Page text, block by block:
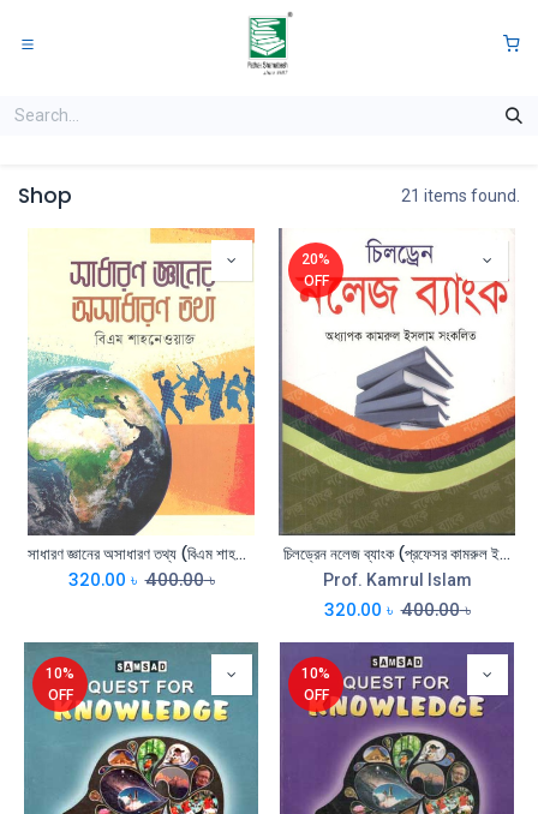
Shop 21 items found.
সাধারণ জ্ঞানের অসাধারণ তথ্য (বিএম শাহনেওয়াজ)
320.00 ৳ 400.00৳
20%
OFF
চিলড্রেন নলেজ ব্যাংক (প্রফেসর কামরুল ইসলাম)
Prof. Kamrul Islam
320.00 ৳ 400.00৳
10%
OFF
10%
OFF